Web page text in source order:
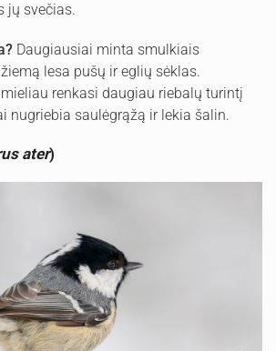
jų svečias.
Daugiausiai minta smulkiais
lesa pušų ir eglių sėklas.
renkasi daugiau riebalų turintį
nugriebia saulėgrąžą ir lekia šalin.
ater)